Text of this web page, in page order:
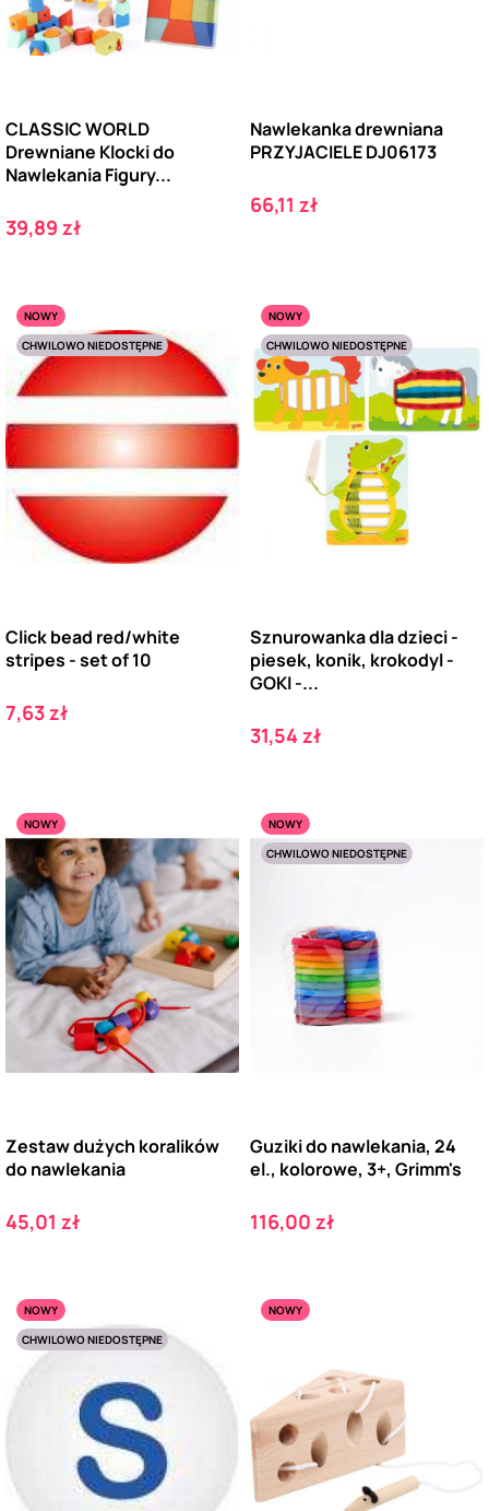
CLASSIC WORLD
Drewniane Klocki do
Nawlekania Figury...
Cena
39,89 zł
Nawlekanka drewniana
PRZYJACIELE DJ06173
Cena
66,11 zł
NOWY
CHWILOWO NIEDOSTĘPNE
Click bead red/white
stripes - set of 10
Cena
7,63 zł
NOWY
CHWILOWO NIEDOSTĘPNE
Sznurowanka dla dzieci -
piesek, konik, krokodyl -
GOKI -...
Cena
31,54 zł
NOWY
Zestaw dużych koralików
do nawlekania
Cena
45,01 zł
NOWY
CHWILOWO NIEDOSTĘPNE
Guziki do nawlekania, 24
el., kolorowe, 3+, Grimm's
Cena
116,00 zł
NOWY
CHWILOWO NIEDOSTĘPNE
NOWY